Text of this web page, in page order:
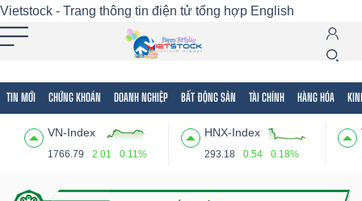
Vietstock - Trang thông tin điện tử tổng hợp English
TIN MỚI CHỨNG KHOÁN DOANH NGHIỆP BẤT ĐỘNG SẢN TÀI CHÍNH HÀNG HÓA
VN-Index
1766.79 2.01 0.11%
HNX-Index
293.18 0.54 0.18%
Tất cả Tính năng Ngành Mã chứng khoán
Tính
(-)